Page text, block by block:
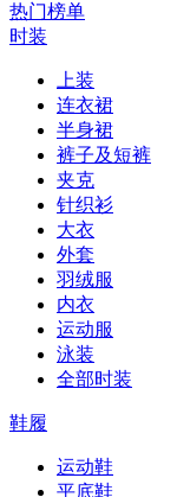
热门榜单
时装
上装
连衣裙
半身裙
裤子及短裤
夹克
针织衫
大衣
外套
羽绒服
内衣
运动服
泳装
全部时装
鞋履
运动鞋
平底鞋